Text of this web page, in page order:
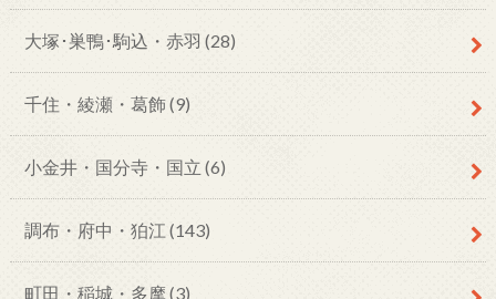
大塚･巣鴨･駒込・赤羽 (28)
千住・綾瀬・葛飾(9)
小金井・国分寺・国立 (6)
調布・府中・狛江 (143)
町田・稲城・多摩(3)